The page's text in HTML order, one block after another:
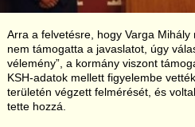
Arra a felvetésre, hogy Varga
nem támogatta a javaslatot, úgy
vélemény”, a kormány viszont
KSH-adatok mellett figyelembe
területén végzett felmérését, és
tette hozzá.